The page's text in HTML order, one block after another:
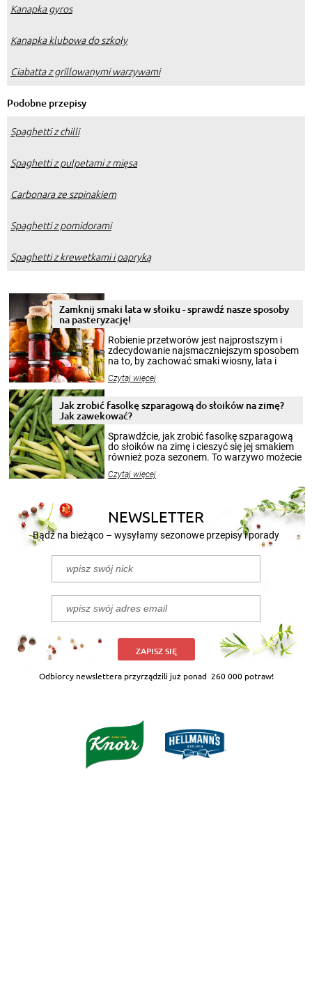
Kanapka gyros
Kanapka klubowa do szkoły
Ciabatta z grillowanymi warzywami
Podobne przepisy
Spaghetti z chilli
Spaghetti z pulpetami z mięsa
Carbonara ze szpinakiem
Spaghetti z pomidorami
Spaghetti z krewetkami i papryką
Zamknij smaki lata w słoiku - sprawdź nasze sposoby
na pasteryzację!
Robienie przetworów jest najprostszym i
zdecydowanie najsmaczniejszym sposobem
na to, by zachować smaki wiosny, lata i
krajobrazów, by cieszyć nimi oko w sezonie
pełni poczuć atmosferę cieplejszych
miesięcy. Przygotowanie słoików ze
patenty, które pozwolą zachować świeżość
przetworów.
Czytaj więcej
Jak zrobić fasolkę szparagową do słoików na zimę?
Jak zawekować?
Sprawdźcie, jak zrobić fasolkę szparagową
do słoików na zimę i cieszyć się jej smakiem
również poza sezonem. To warzywo możecie
nasze propozycje!
Czytaj więcej
NEWSLETTER
Bądź na bieżąco – wysyłamy sezonowe przepisy i porady
ZAPISZ SIĘ
Odbiorcy newslettera przyrządzili już ponad 260 000 potraw!